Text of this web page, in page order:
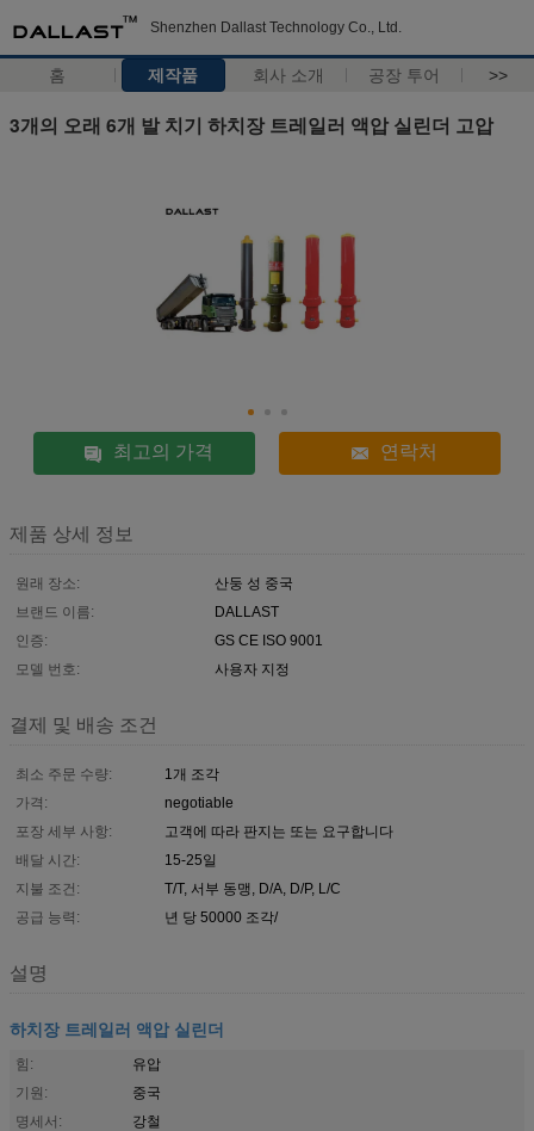
Shenzhen Dallast Technology Co., Ltd.
홈 제작품 회사 소개 공장 투어 >>
3개의 오래 6개 발 치기 하치장 트레일러 액압 실린더 고압
최고의 가격 연락처
제품 상세 정보
원래 장소:
산둥 성 중국
브랜드 이름:
DALLAST
인증:
GS CE ISO 9001
모델 번호:
사용자 지정
결제 및 배송 조건
최소 주문 수량:
1개 조각
가격:
negotiable
포장 세부 사항:
고객에 따라 판지는 또는 요구합니다
배달 시간:
15-25일
지불 조건:
T/T, 서부 동맹, D/A, D/P, L/C
공급 능력:
년 당 50000 조각/
설명
하치장 트레일러 액압 실린더
힘:
유압
기원:
중국
명세서:
강철